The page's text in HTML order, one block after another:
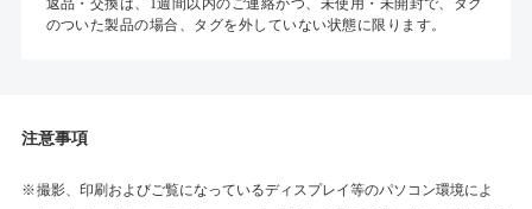
のついた製品の場合、タグを外していない状態に限ります。
注意事項
撮影、印刷およびご覧になっているディスプレイ等のパソコン環境によ